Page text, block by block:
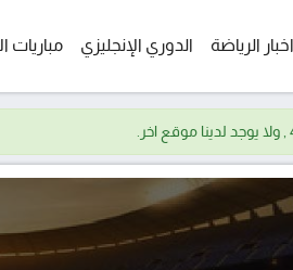
اخبار الرياضة الدوري الإنجليزي مباريات